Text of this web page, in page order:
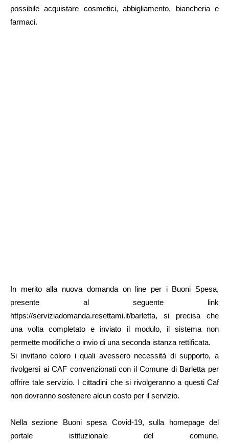
possibile acquistare cosmetici, abbigliamento, biancheria e
farmaci.
In merito alla nuova domanda on line per i Buoni Spesa,
presente al seguente link
https://serviziadomanda.resettami.it/barletta, si precisa che
una volta completato e inviato il modulo, il sistema non
permette modifiche o invio di una seconda istanza rettificata.
Si invitano coloro i quali avessero necessità di supporto, a
rivolgersi ai CAF convenzionati con il Comune di Barletta per
offrire tale servizio. I cittadini che si rivolgeranno a questi Caf
non dovranno sostenere alcun costo per il servizio.
Nella sezione Buoni spesa Covid-19, sulla homepage del
portale istituzionale del comune,